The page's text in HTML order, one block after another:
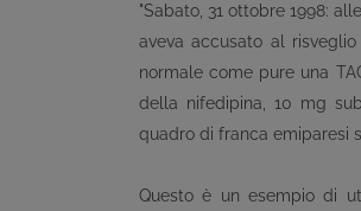
"Sabato, 31 ottobre 1998:
aveva accusato al
normale come pure una
della nifedipina, 10 mg
quadro di franca emiparesi
Questo è un esempio di